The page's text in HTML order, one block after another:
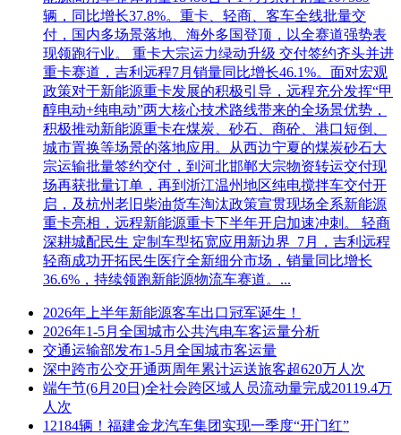
辆，同比增长37.8%。重卡、轻商、客车全线批量交
付，国内多场景落地、海外多国登顶，以全赛道强势表
现领跑行业。 重卡大宗运力绿动升级 交付签约齐头并进
重卡赛道，吉利远程7月销量同比增长46.1%。面对宏观
政策对于新能源重卡发展的积极引导，远程充分发挥“甲
醇电动+纯电动”两大核心技术路线带来的全场景优势，
积极推动新能源重卡在煤炭、砂石、商砼、港口短倒、
城市置换等场景的落地应用。从西边宁夏的煤炭砂石大
宗运输批量签约交付，到河北邯郸大宗物资转运交付现
场再获批量订单，再到浙江温州地区纯电搅拌车交付开
启，及杭州老旧柴油货车淘汰政策宣贯现场全系新能源
重卡亮相，远程新能源重卡下半年开启加速冲刺。 轻商
深耕城配民生 定制车型拓宽应用新边界 7月，吉利远程
轻商成功开拓民生医疗全新细分市场，销量同比增长
36.6%，持续领跑新能源物流车赛道。...
2026年上半年新能源客车出口冠军诞生！
2026年1-5月全国城市公共汽电车客运量分析
交通运输部发布1-5月全国城市客运量
深中跨市公交开通两周年累计运送旅客超620万人次
端午节(6月20日)全社会跨区域人员流动量完成20119.4万
人次
12184辆！福建金龙汽车集团实现一季度“开门红”